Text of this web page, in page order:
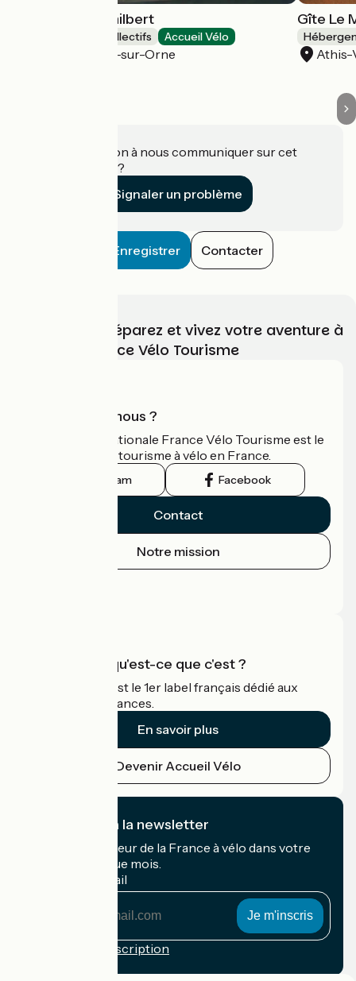
Gite de Saint Philbert
Hébergements collectifs Accueil Vélo
Saint-Philbert-sur-Orne
Gîte Le
Athis-
Une information à nous communiquer sur cet
établissement ?
Signaler un problème
Enregistrer Contacter
Choisissez, préparez et vivez votre aventure à
vélo avec France Vélo Tourisme
Qui sommes-nous ?
L'association nationale France Vélo Tourisme est le
guide officiel du tourisme à vélo en France.
Instagram Facebook
Contact
Notre mission
Accueil Vélo qu'est-ce que c'est ?
Accueil Vélo c'est le 1er label français dédié aux
cyclistes en vacances.
En savoir plus
Devenir Accueil Vélo
Je m'abonne à la newsletter
Recevez le meilleur de la France à vélo dans votre
boîte mail chaque mois.
Mon adresse mail
Conditions d'inscription